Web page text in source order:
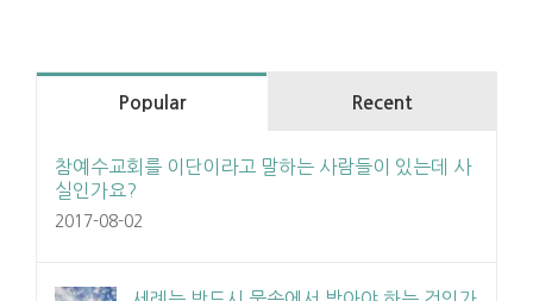
Popular Recent
참예수교회를 이단이라고 말하는 사람들이 있는데 사
실인가요?
2017-08-02